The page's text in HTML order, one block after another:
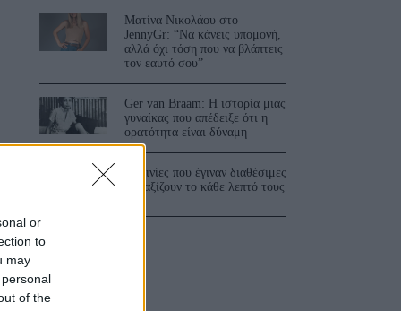
or
to
may
of the
Ματίνα Νικολάου στο
JennyGr: “Να κάνεις υπομονή,
αλλά όχι τόση που να βλάπτεις
τον εαυτό σου”
Ger van Braam: Η ιστορία μιας
γυναίκας που απέδειξε ότι η
ορατότητα είναι δύναμη
3 ταινίες που έγιναν διαθέσιμες
και αξίζουν το κάθε λεπτό τους